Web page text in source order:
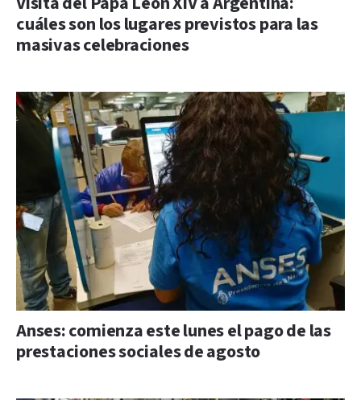
cuáles son los lugares previstos para las
masivas celebraciones
Anses: comienza este lunes el pago de las
prestaciones sociales de agosto